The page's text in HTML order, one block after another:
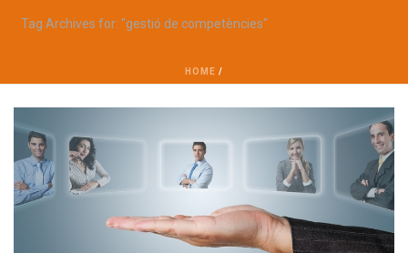
Tag Archives for: "gestió de competències"
HOME /